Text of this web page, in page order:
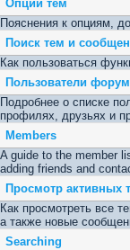
Опции тем
Пояснения к опциям,
Поиск тем и
Как пользоваться
Пользователи
Подробнее о списке
профилях, друзьях и
Members
A guide to the member
adding friends and
Просмотр активных
Как просмотреть все
а также новые
Searching